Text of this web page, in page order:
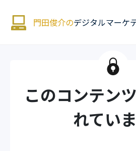
門田俊介のデジタルマーケ
このコンテン
れてい